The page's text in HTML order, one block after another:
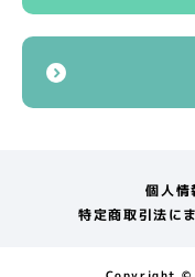
個人情
特定商取引法に